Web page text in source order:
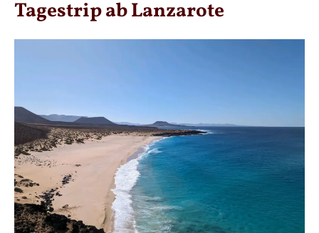
Tagestrip ab Lanzarote